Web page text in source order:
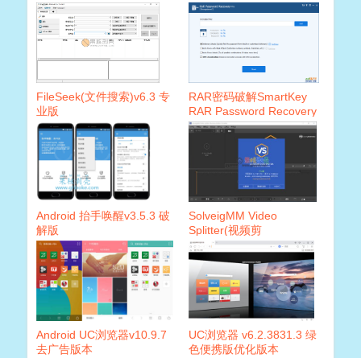
FileSeek(文件搜索)v6.3 专
业版
RAR密码破解SmartKey
RAR Password Recovery
Pro 9.3.2注册版
Android 抬手唤醒v3.5.3 破
解版
SolveigMM Video
Splitter(视频剪
辑)7.3.2002.06 便携破解版
Android UC浏览器v10.9.7
去广告版本
UC浏览器 v6.2.3831.3 绿
色便携版优化版本